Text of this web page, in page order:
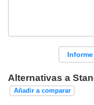
Informe
Alternativas a
Añadir a comparar